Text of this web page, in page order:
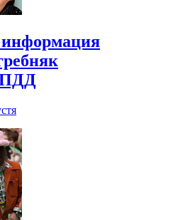
информация
ПДД